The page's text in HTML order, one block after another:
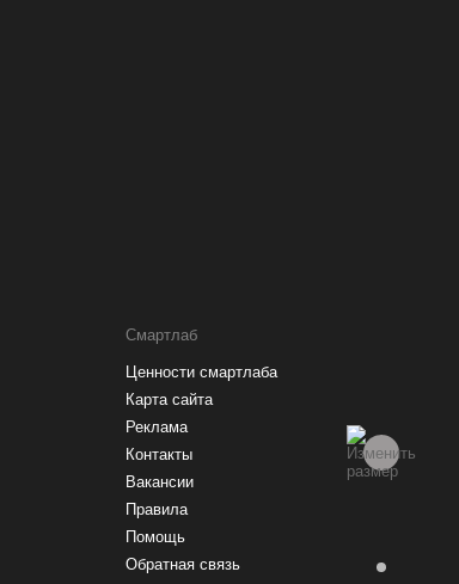
Смартлаб
Ценности смартлаба
Карта сайта
Реклама
Контакты
Вакансии
Правила
Помощь
Обратная связь